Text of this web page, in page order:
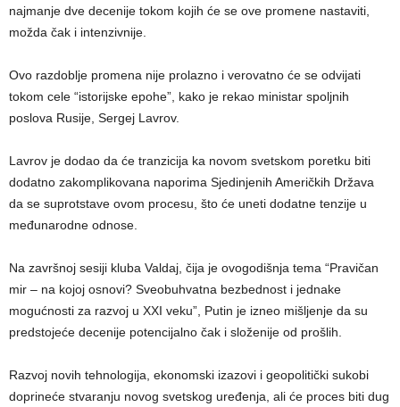
najmanje dve decenije tokom kojih će se ove promene nastaviti,
možda čak i intenzivnije.
Ovo razdoblje promena nije prolazno i verovatno će se odvijati
tokom cele “istorijske epohe”, kako je rekao ministar spoljnih
poslova Rusije, Sergej Lavrov.
Lavrov je dodao da će tranzicija ka novom svetskom poretku biti
dodatno zakomplikovana naporima Sjedinjenih Američkih Država
da se suprotstave ovom procesu, što će uneti dodatne tenzije u
međunarodne odnose.
Na završnoj sesiji kluba Valdaj, čija je ovogodišnja tema “Pravičan
mir – na kojoj osnovi? Sveobuhvatna bezbednost i jednake
mogućnosti za razvoj u XXI veku”, Putin je izneo mišljenje da su
predstojeće decenije potencijalno čak i složenije od prošlih.
Razvoj novih tehnologija, ekonomski izazovi i geopolitički sukobi
doprineće stvaranju novog svetskog uređenja, ali će proces biti dug